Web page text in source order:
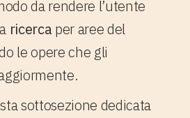
da rendere l’utente
ricerca per aree del
le opere che gli
sottosezione dedicata